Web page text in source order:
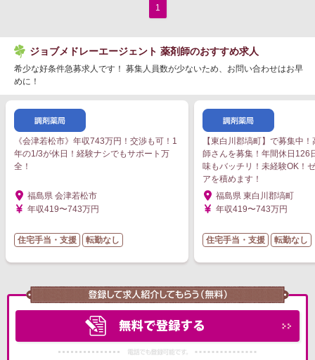
1
ジョブメドレーエージェント 薬剤師のおすすめ求人
希少な好条件急募求人です！ 募集人員数が少ないため、お問い合わせはお早
めに！
《会津若松市》年収743万円！交渉も可！1
年の1/3が休日！経験ナシでもサポート万
全！
福島県 会津若松市
年収419〜743万円
住宅手当・支援 転勤なし
【東白川郡塙町】で募集中
師さんを募集！年間休日126
味もバッチリ！未経験OK！
アを積めます！
福島県 東白川郡塙町
年収419〜743万円
住宅手当・支援 転勤なし